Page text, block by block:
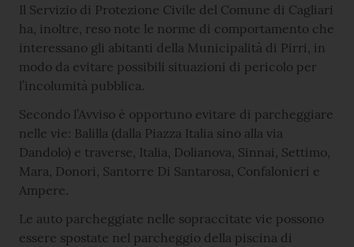
Il Servizio di Protezione Civile del Comune di Cagliari
ha, inoltre, reso note le norme di comportamento che
interessano gli abitanti della Municipalità di Pirri, in
modo da evitare possibili situazioni di pericolo per
l’incolumità pubblica.
Secondo l’Avviso è opportuno evitare di parcheggiare
nelle vie: Balilla (dalla Piazza Italia sino alla via
Dandolo) e traverse, Italia, Dolianova, Sinnai, Settimo,
Mara, Donori, Santorre Di Santarosa, Confalonieri e
Ampere.
Le auto parcheggiate nelle sopraccitate vie possono
essere spostate nel parcheggio della piscina di